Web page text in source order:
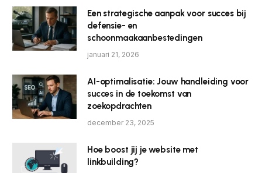
Een strategische aanpak voor succes bij
defensie- en
schoonmaakaanbestedingen
januari 21, 2026
AI-optimalisatie: Jouw handleiding voor
succes in de toekomst van
zoekopdrachten
december 23, 2025
Hoe boost jij je website met
linkbuilding?